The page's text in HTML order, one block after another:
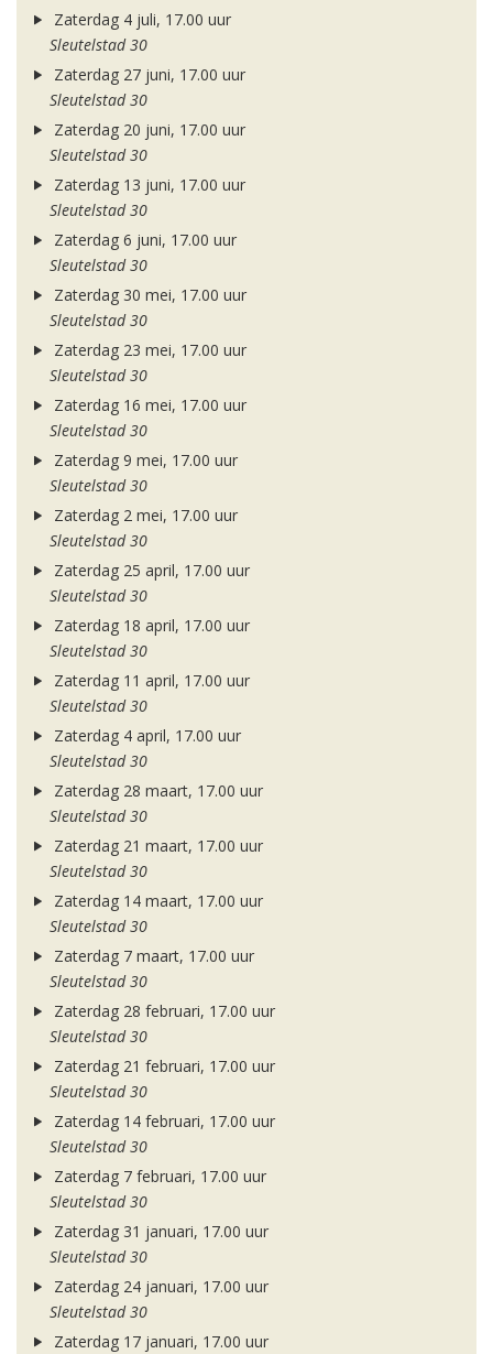
Zaterdag 4 juli, 17.00 uur
Sleutelstad 30
Zaterdag 27 juni, 17.00 uur
Sleutelstad 30
Zaterdag 20 juni, 17.00 uur
Sleutelstad 30
Zaterdag 13 juni, 17.00 uur
Sleutelstad 30
Zaterdag 6 juni, 17.00 uur
Sleutelstad 30
Zaterdag 30 mei, 17.00 uur
Sleutelstad 30
Zaterdag 23 mei, 17.00 uur
Sleutelstad 30
Zaterdag 16 mei, 17.00 uur
Sleutelstad 30
Zaterdag 9 mei, 17.00 uur
Sleutelstad 30
Zaterdag 2 mei, 17.00 uur
Sleutelstad 30
Zaterdag 25 april, 17.00 uur
Sleutelstad 30
Zaterdag 18 april, 17.00 uur
Sleutelstad 30
Zaterdag 11 april, 17.00 uur
Sleutelstad 30
Zaterdag 4 april, 17.00 uur
Sleutelstad 30
Zaterdag 28 maart, 17.00 uur
Sleutelstad 30
Zaterdag 21 maart, 17.00 uur
Sleutelstad 30
Zaterdag 14 maart, 17.00 uur
Sleutelstad 30
Zaterdag 7 maart, 17.00 uur
Sleutelstad 30
Zaterdag 28 februari, 17.00 uur
Sleutelstad 30
Zaterdag 21 februari, 17.00 uur
Sleutelstad 30
Zaterdag 14 februari, 17.00 uur
Sleutelstad 30
Zaterdag 7 februari, 17.00 uur
Sleutelstad 30
Zaterdag 31 januari, 17.00 uur
Sleutelstad 30
Zaterdag 24 januari, 17.00 uur
Sleutelstad 30
Zaterdag 17 januari, 17.00 uur